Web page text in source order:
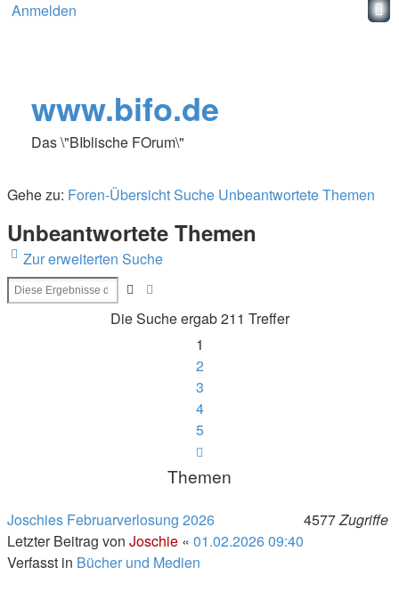
Anmelden
www.bifo.de
Das \"BIblische FOrum\"
Gehe zu: Foren-ÜbersichtSuche Unbeantwortete Themen
Unbeantwortete Themen
Zur erweiterten Suche
Suche
Die Suche ergab 211 Treffer
1
2
3
4
5
Themen
Joschies Februarverlosung 2026
Letzter Beitrag von Joschie « 01.02.2026 09:40
Verfasst in Bücher und Medien
4577Zugriffe